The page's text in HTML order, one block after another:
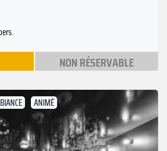
NON RÉSERVABLE
ANIMÉ